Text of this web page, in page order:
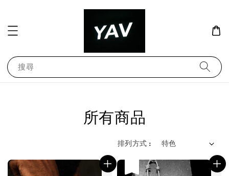
搜尋
所有商品
排列方式 :